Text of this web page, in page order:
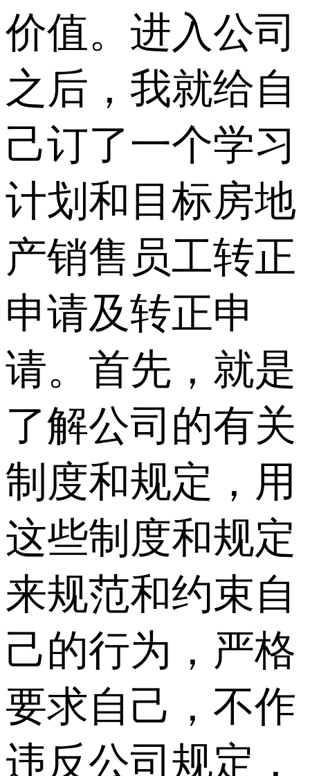
价值。进入公司
之后，我就给自
己订了一个学习
计划和目标房地
产销售员工转正
申请及转正申
请。首先，就是
了解公司的有关
制度和规定，用
这些制度和规定
来规范和约束自
己的行为，严格
要求自己，不作
违反公司规定，